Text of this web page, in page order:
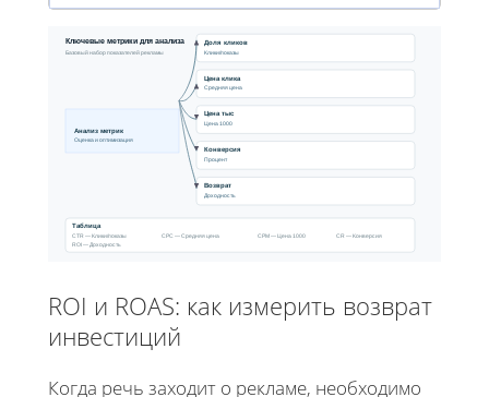
Ключевые метрики для анализа
Базовый набор показателей рекламы
Анализ метрик
Оценка и оптимизация
Доля кликов
Клики/показы
Цена клика
Средняя цена
Цена тыс
Цена 1000
Конверсия
Процент
Возврат
Доходность
Таблица
CTR — Клики/показы CPC — Средняя цена CPM — Цена 1000 CR — Конверсия
ROI — Доходность
ROI и ROAS: как измерить возврат
инвестиций
Когда речь заходит о рекламе, необходимо